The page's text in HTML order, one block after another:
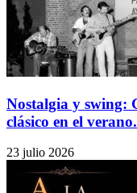
Nostalgia y swing:
clásico en el
23 julio 2026